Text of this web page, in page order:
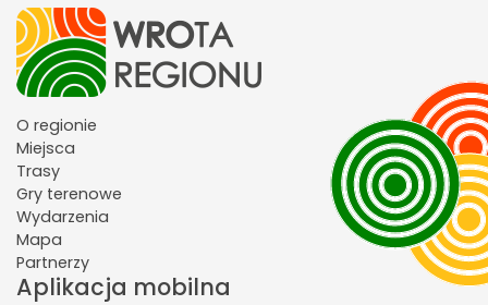
O regionie
Miejsca
Trasy
Gry terenowe
Wydarzenia
Mapa
Partnerzy
Aplikacja mobilna